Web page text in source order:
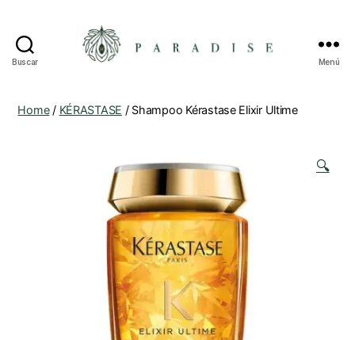
Buscar Menú
Home/ KÉRASTASE / Shampoo Kérastase Elixir Ultime
🔍